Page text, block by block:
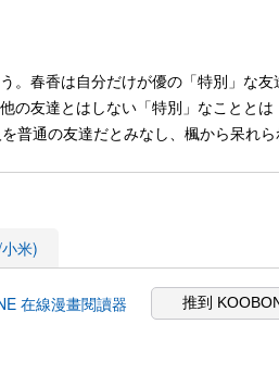
春香は自分だけが優の「特別」な
の友達とはしない「特別」なことと
普通の友達だとみなし、楓から呆れら
米)
在線漫畫閱讀器 推到